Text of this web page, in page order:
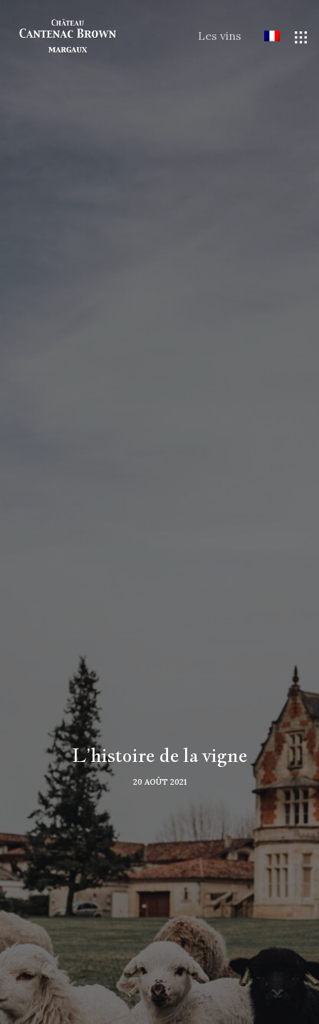
Les vins
L’histoire de la vigne
20 AOÛT 2021